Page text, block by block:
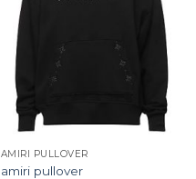
AMIRI PULLOVER
amiri pullover